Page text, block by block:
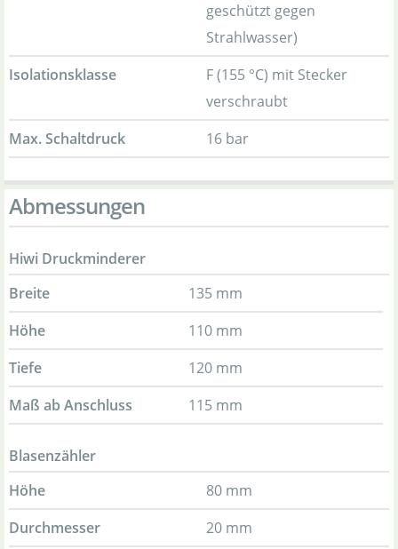
geschützt gegen
Strahlwasser)
Isolationsklasse
F (155 °C) mit Stecker
verschraubt
Max. Schaltdruck
16 bar
Abmessungen
Hiwi Druckminderer
Breite
135 mm
Höhe
110 mm
Tiefe
120 mm
Maß ab Anschluss
115 mm
Blasenzähler
Höhe
80 mm
Durchmesser
20 mm